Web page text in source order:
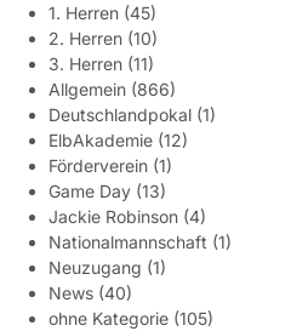
1. Herren (45)
2. Herren (10)
3. Herren (11)
Allgemein (866)
Deutschlandpokal (1)
ElbAkademie (12)
Förderverein (1)
Game Day (13)
Jackie Robinson (4)
Nationalmannschaft (1)
Neuzugang (1)
News (40)
ohne Kategorie (105)